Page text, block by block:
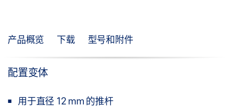
产品概览 下载 型号和附件
配置变体
用于直径 12 mm 的推杆